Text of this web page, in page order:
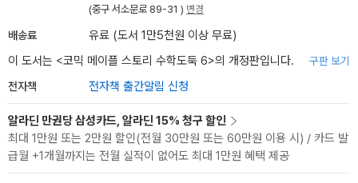
(중구 서소문로 89-31 ) 변경
배송료
유료 (도서 1만5천원 이상 무료)
이 도서는 <코믹 메이플 스토리 수학도둑 6>의 개정판입니다. 구판 보기
전자책 전자책 출간알림 신청
알라딘 만권당 삼성카드, 알라딘 15% 청구 할인
최대 1만원 또는 2만원 할인(전월 30만원 또는 60만원 이용 시) / 카드 발
급월 +1개월까지는 전월 실적이 없어도 최대 1만원 혜택 제공